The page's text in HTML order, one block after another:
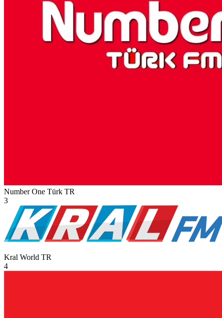
Number One Türk TR
3
Kral World TR
4